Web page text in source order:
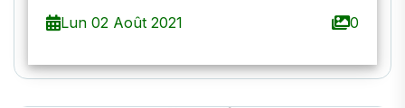
Lun 02 Août 2021 0